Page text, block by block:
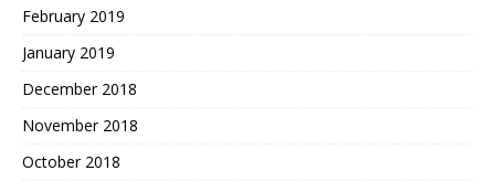
February 2019
January 2019
December 2018
November 2018
October 2018